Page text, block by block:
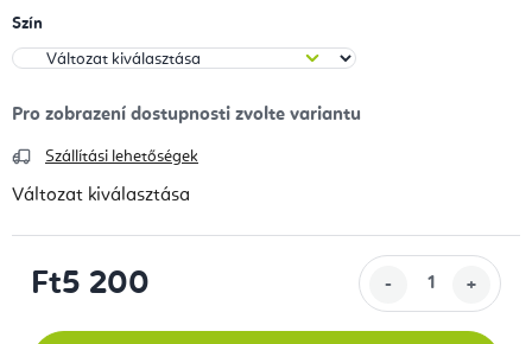
Szín
Szállítási lehetőségek
Változat kiválasztása
Ft5 200